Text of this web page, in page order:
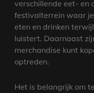
verschillende eet- en
festivalterrein waar
eten en drinken
luistert. Daarnaast
merchandise kunt
optreden.
Het is belangrijk om